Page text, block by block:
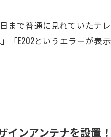
まで普通に見れていたテ
「E202というエラーが表
インアンテナを設置